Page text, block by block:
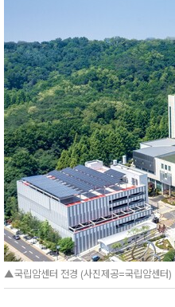
▲국립암센터 전경 (사진제공=국립암센터)